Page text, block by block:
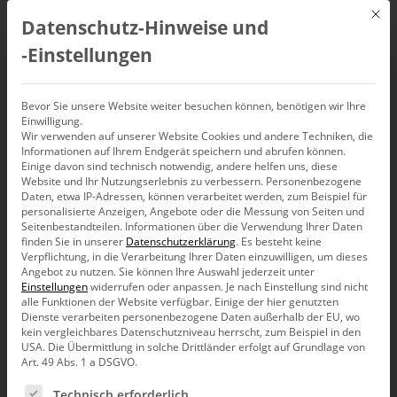
Punktbalken
Bella berät
Mit
Datenschutz-Hinweise und
‑Einstellungen
Bevor Sie unsere Website weiter besuchen können, benötigen wir Ihre
Einwilligung.
Wir verwenden auf unserer Website Cookies und andere Techniken, die
Informationen auf Ihrem Endgerät speichern und abrufen können.
Einige davon sind technisch notwendig, andere helfen uns, diese
Website und Ihr Nutzungserlebnis zu verbessern. Personenbezogene
Daten, etwa IP-Adressen, können verarbeitet werden, zum Beispiel für
personalisierte Anzeigen, Angebote oder die Messung von Seiten und
Seitenbestandteilen. Informationen über die Verwendung Ihrer Daten
finden Sie in unserer Datenschutzerklärung. Es besteht keine
Verpflichtung, in die Verarbeitung Ihrer Daten einzuwilligen, um dieses
Angebot zu nutzen.Sie können Ihre Auswahl jederzeit unter
Einstellungenwiderrufen oder anpassen. Je nach Einstellung sind nicht
alle Funktionen der Website verfügbar. Einige der hier genutzten
Dienste verarbeiten personenbezogene Daten außerhalb der EU, wo
kein vergleichbares Datenschutzniveau herrscht, zum Beispiel in den
USA. Die Übermittlung in solche Drittländer erfolgt auf Grundlage von
Art. 49 Abs. 1 a DSGVO.
Es folgt eine Liste der Service-Gruppen, für die eine